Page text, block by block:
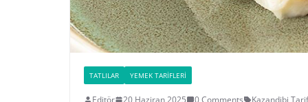
TATLILAR YEMEK TARIFLERI